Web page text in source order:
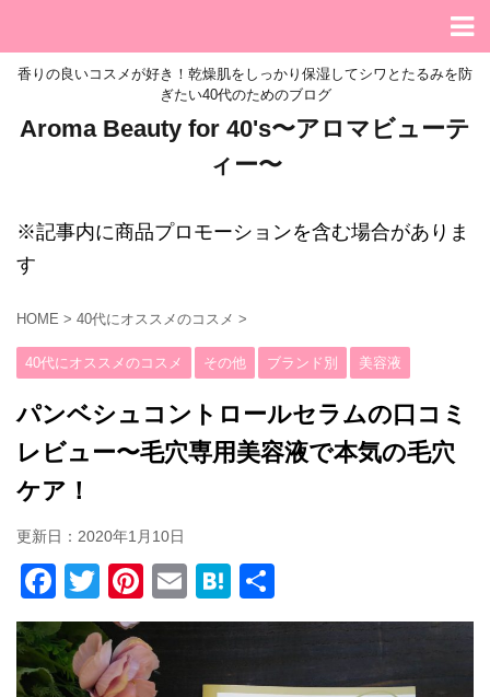
香りの良いコスメが好き！乾燥肌をしっかり保湿してシワとたるみを防
ぎたい40代のためのブログ
Aroma Beauty for 40's〜アロマビューテ
ィー〜
※記事内に商品プロモーションを含む場合がありま
す
HOME > 40代にオススメのコスメ >
40代にオススメのコスメ その他 ブランド別 美容液
パンベシュコントロールセラムの口コミ
レビュー〜毛穴専用美容液で本気の毛穴
ケア！
更新日： 2020年1月10日
F
a
c
e
T
wi
tt
er
Pi
nt
er
e
E
m
H
at
n
有